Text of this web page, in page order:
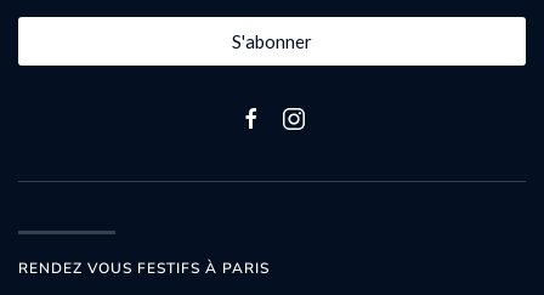
S'abonner
RENDEZ VOUS FESTIFS À PARIS